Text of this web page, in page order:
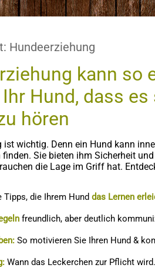
Hundeerziehung
kann so
Hund, dass
hören
ist wichtig. Denn ein Hund kann
Sie bieten ihm Sicherheit
die Lage im Griff hat.
Tipps, die Ihrem Hund das Lernen
freundlich, aber deutlich
So motivieren Sie Ihren Hund &
Wann das Leckerchen zur Pflicht wird.